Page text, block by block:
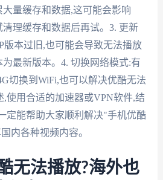
量缓存和数据,这可能会影响
理缓存和数据后再试。3. 更新
版本过旧,也可能会导致无法播放
最新版本。4. 切换网络模式:有
切换到WiFi,也可以解决优酷无法
使用合适的加速器或VPN软件,结
定能帮助大家顺利解决"手机优酷
内各种视频内容。
无法播放?海外也